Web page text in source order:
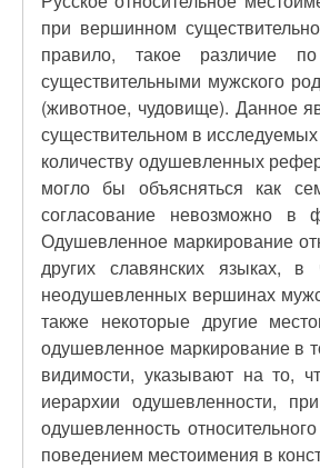
при вершинном
правило, такое различие
существительными мужского
(животное, чудовище). Данное
существительном в
количеству одушевленных
могло бы объясняться как
согласование невозможно в
Одушевленное маркирование
других славянских языках,
неодушевленных вершинах
также некоторые другие
одушевленное маркирование в
видимости, указывают на то,
иерархии одушевленности,
одушевленность
поведением местоимения в